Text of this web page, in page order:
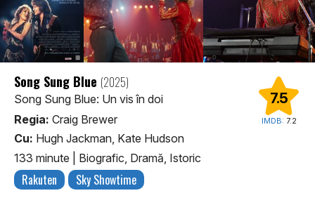
7.5
IMDB: 7.2
Song Sung Blue (2025)
Song Sung Blue: Un vis în doi
Regia: Craig Brewer
Cu: Hugh Jackman, Kate Hudson
133 minute
Biografic, Dramă, Istoric
Rakuten Sky Showtime